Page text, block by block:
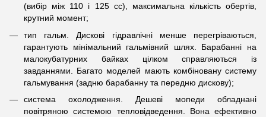
(вибір між 110 і 125 сс), максимальна кількість обертів,
крутний момент;
тип гальм. Дискові гідравлічні менше перегріваються,
гарантують мінімальний гальмівний шлях. Барабанні на
малокубатурних байках цілком справляються із
завданнями. Багато моделей мають комбіновану систему
гальмування (задню барабанну та передню дискову);
система охолодження. Дешеві мопеди обладнані
повітряною системою тепловідведення. Вона ефективно